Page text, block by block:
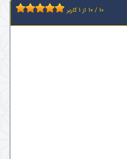
10 / 10 از 1کاربر